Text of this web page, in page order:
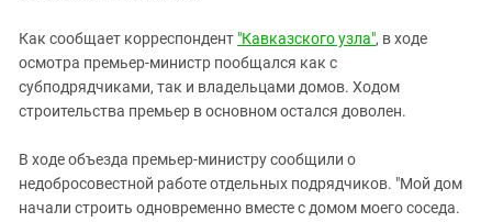
Российская Федерация
Ростовская область
Северная Осетия - Алания
Ставропольский край
Чечня
Как сообщает корреспондент "Кавказского узла", в ходе
осмотра премьер-министр пообщался как с
субподрядчиками, так и владельцами домов. Ходом
строительства премьер в основном остался доволен.
В ходе объезда премьер-министру сообщили о
недобросовестной работе отдельных подрядчиков. "Мой дом
начали строить одновременно вместе с домом моего соседа.